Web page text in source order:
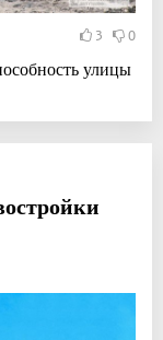
3 0
улицы